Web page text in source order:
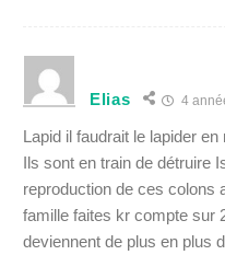
Elias 4
Lapid il faudrait le lapider
Ils sont en train de détruire
reproduction de ces colons
famille faites kr compte sur
deviennent de plus en plus